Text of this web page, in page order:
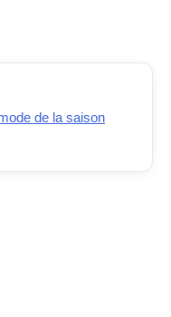
de la saison